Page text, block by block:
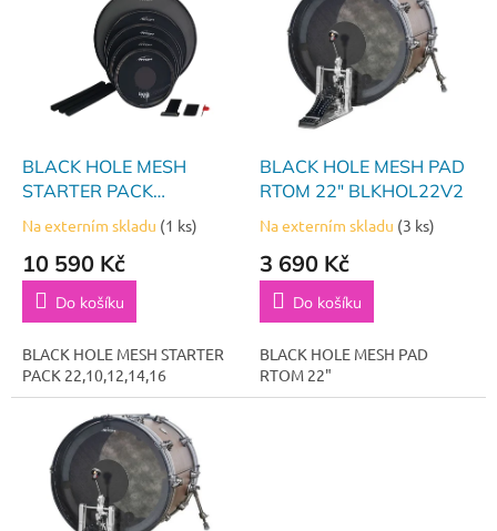
BLACK HOLE MESH
STARTER PACK
22,10,12,14,16
Na externím skladu (1 ks)
10 590 Kč
Do košíku
BLACK HOLE MESH STARTER
PACK 22,10,12,14,16
BLACK HOLE MESH PAD
RTOM 22" BLKHOL22V2
Na externím skladu (3 ks)
3 690 Kč
Do košíku
BLACK HOLE MESH PAD
RTOM 22"